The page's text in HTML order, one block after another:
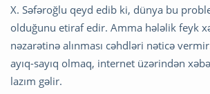
X. Səfəroğlu qeyd edib ki, dünya bu
olduğunu etiraf edir. Amma hələlik feyk
nəzarətinə alınması cəhdləri nəticə
ayıq-sayıq olmaq, internet üzərindən
lazım gəlir.